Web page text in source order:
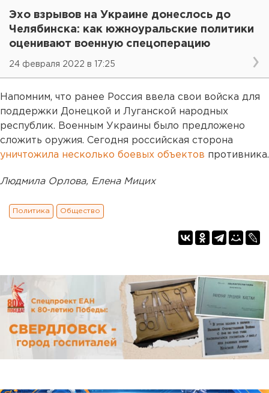
Эхо взрывов на Украине донеслось до
Челябинска: как южноуральские политики
оценивают военную спецоперацию
24 февраля 2022 в 17:25
Напомним, что ранее Россия ввела свои войска для
поддержки Донецкой и Луганской народных
республик. Военным Украины было предложено
сложить оружия. Сегодня российская сторона
уничтожила несколько боевых объектов противника.
Людмила Орлова, Елена Мицих
Политика Общество